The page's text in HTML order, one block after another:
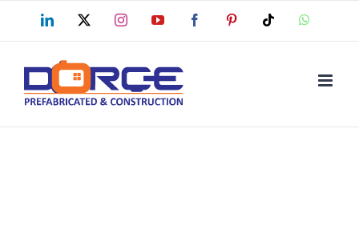
to
content
LinkedIn InstagramYouTube FacebookPinterest Tiktok